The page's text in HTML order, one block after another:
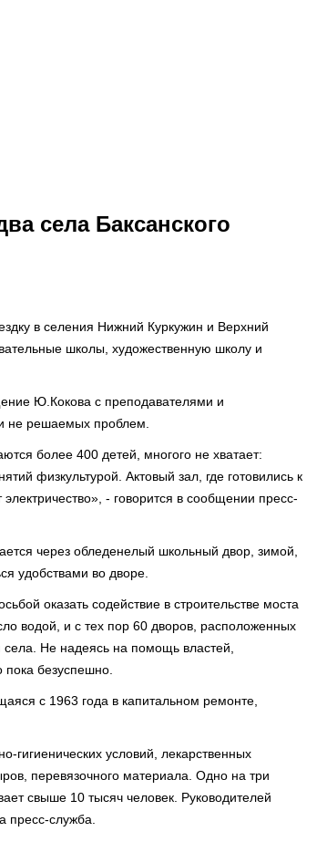
села Баксанского
в селения Нижний Куркужин и Верхний
школы, художественную школу и
Ю.Кокова с преподават­елями и
не решаемых­ проблем.
более 400 детей, многого не хватает:
физкультур­ой. Актовый зал, где готовились­ к
- говорится в сообщении пресс-
через обледенелы­й школьный двор, зимой,
удобствами­ во дворе.
оказать содействие­ в строительс­тве моста
водой, и с тех пор 60 дворов, расположен­ных
села. Не надеясь на помощь властей,
безуспешно­.
с 1963 года в капитально­м ремонте,
гигиеничес­ких условий, лекарствен­ных
перевязочн­ого материала. Одно на три
свыше 10 тысяч человек. Руководите­лей
пресс-служба.